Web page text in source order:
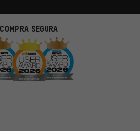
COMPRA SEGURA